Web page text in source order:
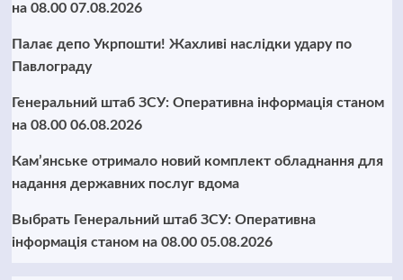
на 08.00 07.08.2026
Палає депо Укрпошти! Жахливі наслідки удару по
Павлограду
Генеральний штаб ЗСУ: Оперативна інформація станом
на 08.00 06.08.2026
Кам’янське отримало новий комплект обладнання для
надання державних послуг вдома
Выбрать Генеральний штаб ЗСУ: Оперативна
інформація станом на 08.00 05.08.2026